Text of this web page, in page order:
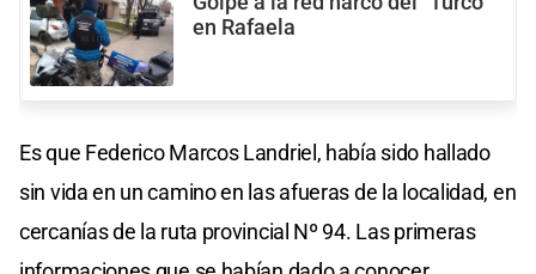
en Rafaela
Es que Federico Marcos Landriel, había sido hallado
sin vida en un camino en las afueras de la localidad, en
cercanías de la ruta provincial Nº 94. Las primeras